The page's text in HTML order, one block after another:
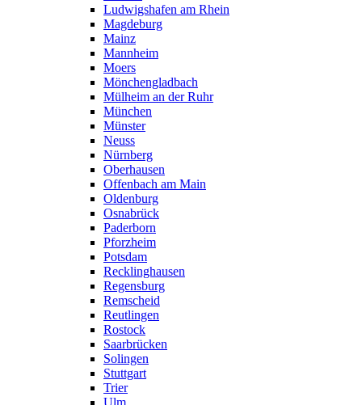
Ludwigshafen am Rhein
Magdeburg
Mainz
Mannheim
Moers
Mönchengladbach
Mülheim an der Ruhr
München
Münster
Neuss
Nürnberg
Oberhausen
Offenbach am Main
Oldenburg
Osnabrück
Paderborn
Pforzheim
Potsdam
Recklinghausen
Regensburg
Remscheid
Reutlingen
Rostock
Saarbrücken
Solingen
Stuttgart
Trier
Ulm